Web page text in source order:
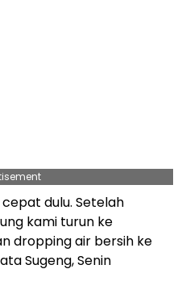
dulu. Setelah
kami turun ke
dropping air bersih ke
Sugeng, Senin